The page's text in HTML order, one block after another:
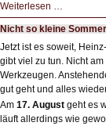
Weiterlesen …
mit
einem
Klick
HIZ606:
mit
einem
Klick
Nicht so kleine
Jetzt ist es soweit,
gibt viel zu tun. Nicht
Werkzeugen.
gut geht und alles
Am 17. August geht es
läuft allerdings wie